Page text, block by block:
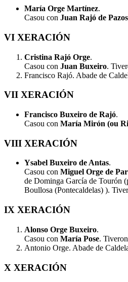
María Orge Martínez.
Casou con Juan Rajó de Pazos
VI XERACIÓN
Cristina Rajó Orge.
Casou con Juan Buxeiro.
Francisco Rajó. Abade de
VII XERACIÓN
Francisco Buxeiro de Rajó.
Casou con María Mirón (ou
VIII XERACIÓN
Ysabel Buxeiro de Antas.
Casou con Miguel Orge de
de Dominga García de Tourón
Boullosa (Pontecaldelas) ).
IX XERACIÓN
Alonso Orge Buxeiro.
Casou con María Pose.
Antonio Orge. Abade de
X XERACIÓN